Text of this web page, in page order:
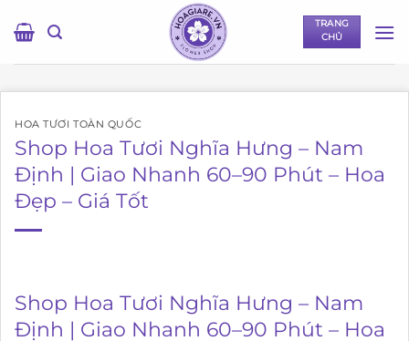
qua
TRANG
CHỦ
HOA TƯƠI TOÀN QUỐC
Shop Hoa Tươi Nghĩa Hưng – Nam
Định | Giao Nhanh 60–90 Phút – Hoa
Đẹp – Giá Tốt
Shop Hoa Tươi Nghĩa Hưng – Nam
Định | Giao Nhanh 60–90 Phút – Hoa